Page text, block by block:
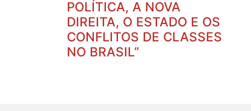
POLÍTICA, A NOVA
DIREITA, O ESTADO E OS
CONFLITOS DE CLASSES
NO BRASIL”